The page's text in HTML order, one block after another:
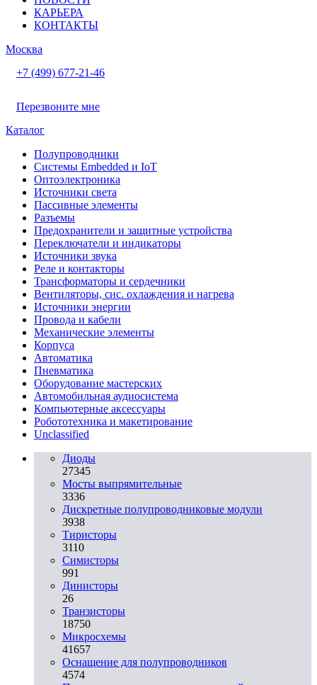
КАРЬЕРА
КОНТАКТЫ
Москва
+7 (499) 677-21-46
Перезвоните мне
Каталог
Полупроводники
Системы Embedded и IoT
Oптоэлектроника
Источники света
Пассивные элементы
Разъeмы
Предохранители и защитные устройства
Переключатели и индикаторы
Источники звука
Реле и контакторы
Трансформаторы и сердечники
Вентиляторы, сис. охлаждения и нагрева
Источники энергии
Провода и кабели
Механические элементы
Корпуса
Автоматика
Пневматика
Оборудование мастерских
Автомобильная аудиосистема
Компьютерные аксессуары
Робототехника и макетирование
Unclassified
Диоды
27345
Мосты выпрямительные
3336
Дискретные полупроводниковые модули
3938
Тиристоры
3110
Симисторы
991
Динисторы
26
Транзисторы
18750
Микросхемы
41657
Оснащение для полупроводников
4574